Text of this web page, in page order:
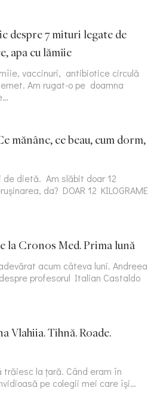
despre 7 mituri legate de
apa cu lămîie
vaccinuri, antibiotice circulă
Am rugat-o pe doamna
mănânc, ce beau, cum dorm,
de dietă. Am slăbit doar 12
da? DOAR 12 KILOGRAME
la Cronos Med. Prima lună
acum câteva luni. Andreea
profesorul Italian Castaldo
Vlahiia. Tihnă. Roade.
la țară. Când eram în
pe colegii mei care își…